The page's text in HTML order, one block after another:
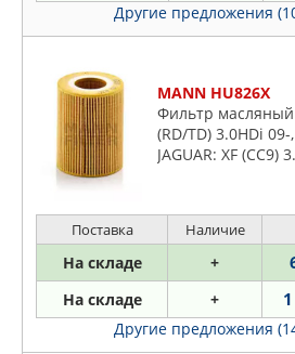
Другие предложения
MANN HU826X
Фильтр масляный
(RD/TD) 3.0HDi
JAGUAR: XF (CC9)
Поставка Наличие
На складе +
На складе +
Другие предложения